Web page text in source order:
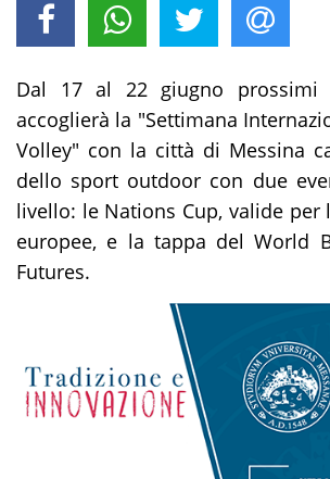
Dal 17 al 22 giugno prossimi
accoglierà la "Settimana
Volley" con la città di Messina
dello sport outdoor con due
livello: le Nations Cup, valide per
europee, e la tappa del World
Futures.